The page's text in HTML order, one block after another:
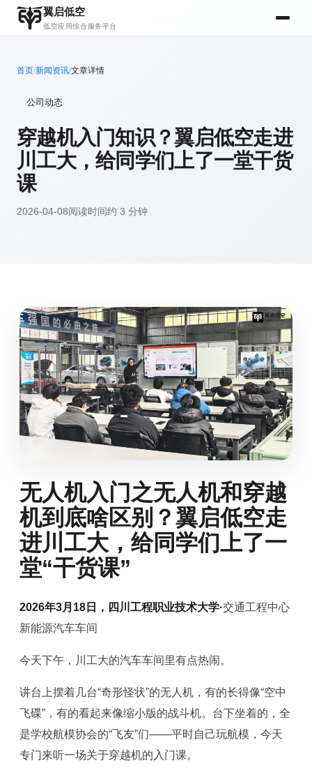
翼启低空
低空应用综合服务平台
首页/新闻资讯/文章详情
公司动态
穿越机入门知识？翼启低空走进
川工大，给同学们上了一堂干货
课
2026-04-08阅读时间约 3 分钟
无人机入门之无人机和穿越
机到底啥区别？翼启低空走
进川工大，给同学们上了一
堂“干货课”
2026年3月18日，四川工程职业技术大学·交通工程中心
新能源汽车车间
今天下午，川工大的汽车车间里有点热闹。
讲台上摆着几台“奇形怪状”的无人机，有的长得像“空中
飞碟”，有的看起来像缩小版的战斗机。台下坐着的，全
是学校航模协会的“飞友”们——平时自己玩航模，今天
专门来听一场关于穿越机的入门课。